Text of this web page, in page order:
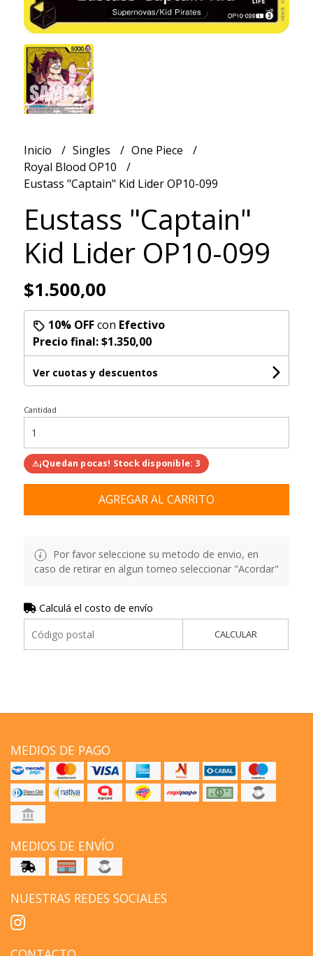
Inicio Singles
One Piece
Royal Blood OP10
Eustass "Captain" Kid Lider OP10-099
Eustass "Captain"
Kid Lider OP10-099
$1.500,00
10% OFFcon Efectivo
Precio final:$1.350,00
Ver cuotas y descuentos
Cantidad
⚠¡Quedan pocas! Stock disponible: 3
AGREGAR AL CARRITO
Por favor seleccione su metodo de envio, en
caso de retirar en algun torneo seleccionar "Acordar"
Calculá el costo de envío
CALCULAR
MEDIOS DE PAGO
MEDIOS DE ENVÍO
NUESTRAS REDES SOCIALES